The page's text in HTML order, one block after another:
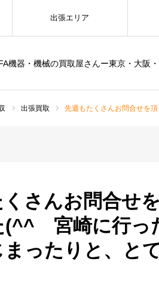
機器・機械の買取屋さんー東京・大阪
出張エリア
出張買取 先週もたくさんお問合せを
さんお問合せ
(^^ 宮崎に行っ
ったりと、と